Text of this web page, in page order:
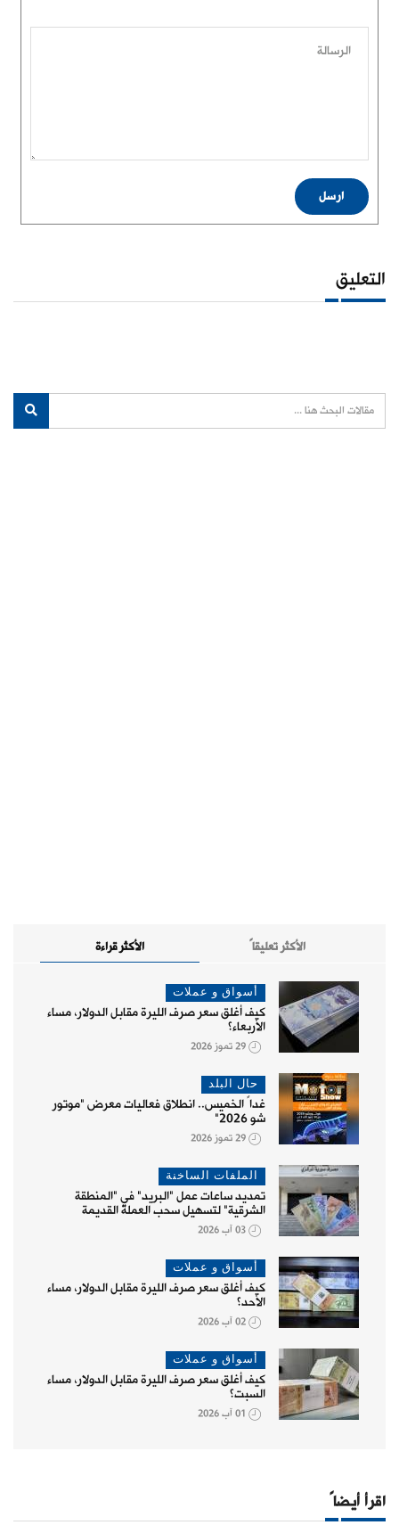
الرسالة
ارسل
التعليق
الأكثر قراءة الأكثر تعليقاً
أسواق و عملات
كيف أغلق سعر صرف الليرة مقابل الدولار، مساء
الأربعاء؟
29 تموز 2026
حال البلد
غداً الخميس.. انطلاق فعاليات معرض "موتور
شو 2026"
29 تموز 2026
الملفات الساخنة
تمديد ساعات عمل "البريد" في "المنطقة
الشرقية" لتسهيل سحب العملة القديمة
03 آب 2026
أسواق و عملات
كيف أغلق سعر صرف الليرة مقابل الدولار، مساء
الأحد؟
02 آب 2026
أسواق و عملات
كيف أغلق سعر صرف الليرة مقابل الدولار، مساء
السبت؟
01 آب 2026
اقرأ أيضاً